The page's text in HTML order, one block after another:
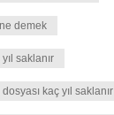
demek
saklanır
kaç yıl saklanır